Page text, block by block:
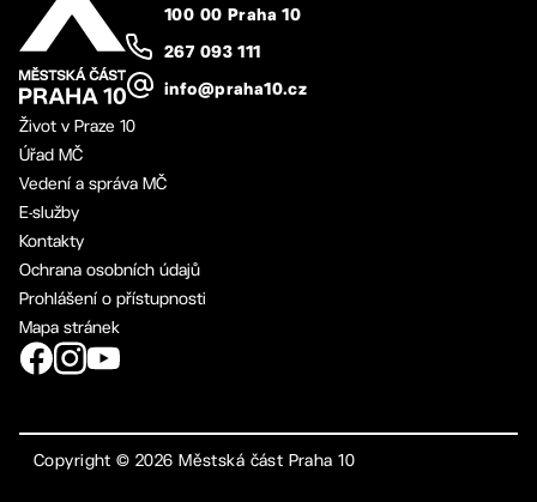
100 00 Praha 10
267 093 111
info@praha10.cz
Život v Praze 10
Úřad MČ
Vedení a správa MČ
E-služby
Kontakty
Ochrana osobních údajů
Prohlášení o přístupnosti
Mapa stránek
Copyright ©2026 Městská část Praha 10